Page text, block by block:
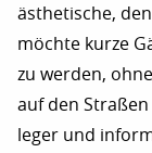
ästhetische,
möchte kurze
zu werden,
auf den
leger und